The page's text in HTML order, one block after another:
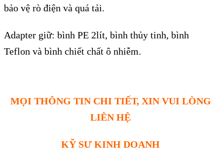
bảo vệ rò điện và quá tải.
Adapter giữ: bình PE 2lít, bình thủy tinh, bình
Teflon và bình chiết chất ô nhiễm.
MỌI THÔNG TIN CHI TIẾT, XIN VUI LÒNG
LIÊN HỆ
KỸ SƯ KINH DOANH